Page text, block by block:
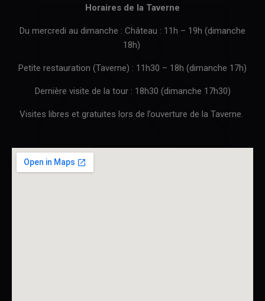
Horaires de la Taverne
Du mercredi au dimanche : Château : 11h – 19h (dimanche
18h)
Petite restauration (Taverne) : 11h30 – 18h (dimanche 17h)
Dernière visite de la tour : 18h30 (dimanche 17h30)
Visites libres et gratuites lors de l’ouverture de la Taverne.